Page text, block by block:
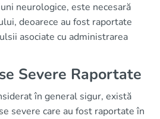
neurologice, este necesară
deoarece au fost raportate
asociate cu administrarea
Severe Raportate
în general sigur, există
severe care au fost raportate în